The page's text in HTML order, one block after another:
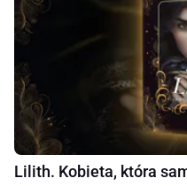
Lilith. Kobieta, która